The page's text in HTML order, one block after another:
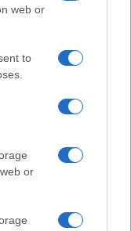
web or
to
or